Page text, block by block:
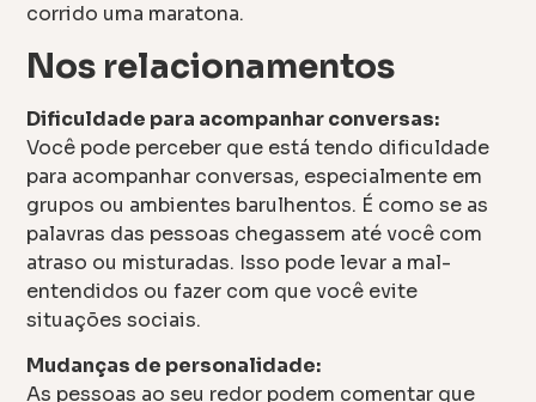
corrido uma maratona.
Nos relacionamentos
Dificuldade para acompanhar conversas:
Você pode perceber que está tendo dificuldade
para acompanhar conversas, especialmente em
grupos ou ambientes barulhentos. É como se as
palavras das pessoas chegassem até você com
atraso ou misturadas. Isso pode levar a mal-
entendidos ou fazer com que você evite
situações sociais.
Mudanças de personalidade:
As pessoas ao seu redor podem comentar que